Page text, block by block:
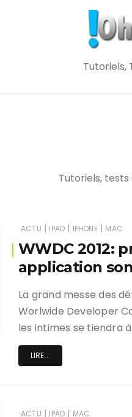
Tutoriels,
Tutoriels, tests
ACTU | IPAD | IPHONE | MAC
WWDC 2012:
application
La grand messe des
Worlwide Developer
les intimes se tiendra
LIRE...
ACTU | IPAD | MAC